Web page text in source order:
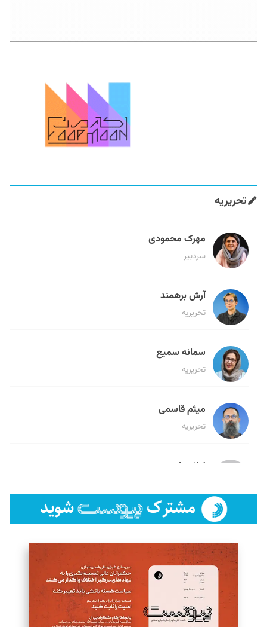
تحریریه
مهرک محمودی
سردبیر
آرش برهمند
تحریریه
سمانه سمیع
تحریریه
میثم قاسمی
تحریریه
لیلا حنارود
فائزه فتحی رستمی
تحریریه
سروش کرمیان
تحریریه